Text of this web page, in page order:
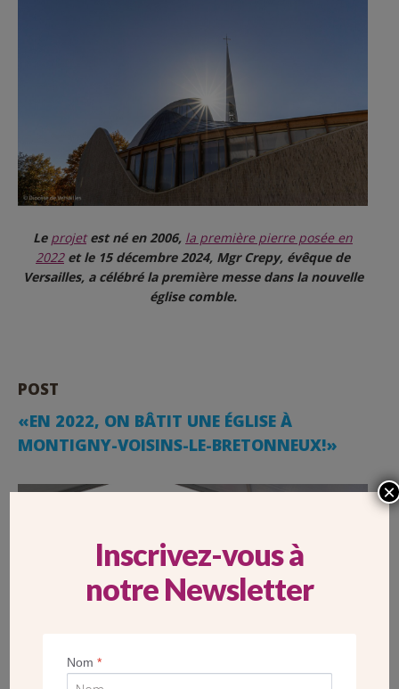
Le projetest né en 2006, la première pierre posée en
2022et le 15 décembre 2024, Mgr Crepy, évêque de
Versailles, a célébré la première messe dans la nouvelle
église comble.
POST
«EN 2022, ON BÂTIT UNE ÉGLISE À
MONTIGNY-VOISINS-LE-BRETONNEUX!»
Inscrivez-vous à
notre Newsletter
Nom*
×